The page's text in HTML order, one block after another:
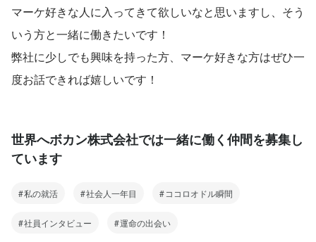
マーケ好きな人に入ってきて欲しいなと思いますし、そう
いう方と一緒に働きたいです！
弊社に少しでも興味を持った方、マーケ好きな方はぜひ一
度お話できれば嬉しいです！
世界へボカン株式会社では一緒に働く仲間を募集し
ています
私の就活 社会人一年目 ココロオドル瞬間
社員インタビュー 運命の出会い